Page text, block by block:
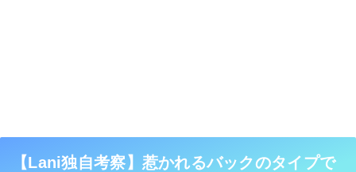
【Lani独自考察】惹かれるバックのタイプで